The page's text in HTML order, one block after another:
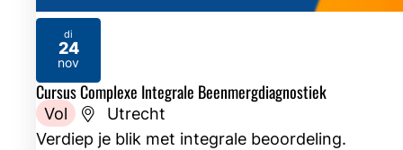
Cursus Complexe Integrale Beenmergdiagnostiek
Vol
Utrecht
Verdiep je blik met integrale beoordeling.
di
24
nov
2026